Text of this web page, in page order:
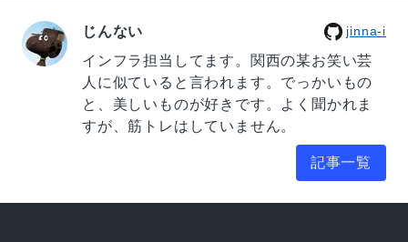
じんない jinna-i
インフラ担当してます。関西の某お笑い芸
人に似ていると言われます。でっかいもの
と、美しいものが好きです。よく聞かれま
すが、筋トレはしていません。
記事一覧